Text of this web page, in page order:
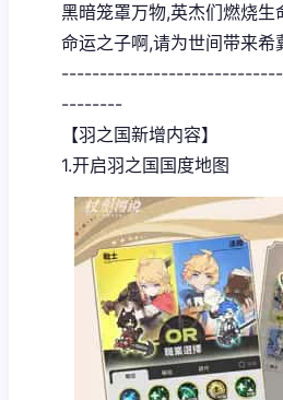
黑暗笼罩万物,英杰们燃烧生
命运之子啊,请为世间带来希
--------
【羽之国新增内容】
1.开启羽之国国度地图